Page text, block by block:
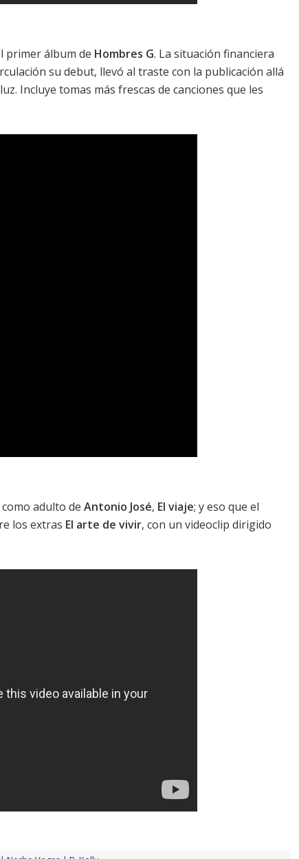
primer álbum de Hombres G. La situación financiera
su debut, llevó al traste con la publicación allá
Incluye tomas más frescas de canciones que les
adulto de Antonio José, El viaje; y eso que el
los extras El arte de vivir, con un videoclip dirigido